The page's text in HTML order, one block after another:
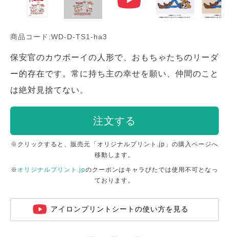
商品コード:WD-D-TS1-ha3
保安官のカウボーイの人形で、おもちゃたちのリーダ
ー的存在です。常に持ち主の幸せを願い、仲間のこと
は絶対見捨てない。
注文する
※クリックすると、販売元「オリジナルプリント.jp」の購入ページへ
移動します。
※ オリジナルプリント.jpのクーポンはキャラぴたでは使用不可となっ
ております。
アイロンプリントシートの使い方を見る